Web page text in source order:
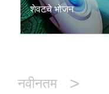
शेवटचे भोजन
नवीनतम >